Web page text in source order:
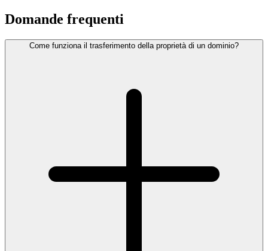
Domande frequenti
Come funziona il trasferimento della proprietà di un dominio?